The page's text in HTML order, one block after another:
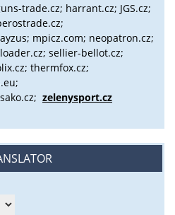
trade.cz; harrant.cz; JGS.cz;
mpicz.com; neopatron.cz;
sellier-bellot.cz;
thermfox.cz;
zelenysport.cz